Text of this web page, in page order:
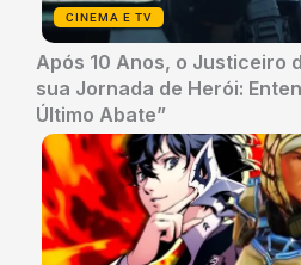
CINEMA E TV
Após 10 Anos, o Justiceiro
sua Jornada de Herói:
Último Abate”